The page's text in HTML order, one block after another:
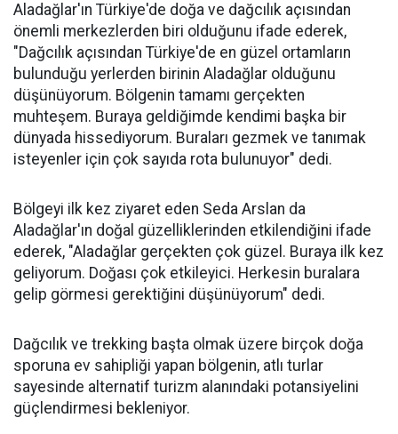
Aladağlar'ın Türkiye'de doğa ve dağcılık açısından
önemli merkezlerden biri olduğunu ifade ederek,
"Dağcılık açısından Türkiye'de en güzel ortamların
bulunduğu yerlerden birinin Aladağlar olduğunu
düşünüyorum. Bölgenin tamamı gerçekten
muhteşem. Buraya geldiğimde kendimi başka bir
dünyada hissediyorum. Buraları gezmek ve tanımak
isteyenler için çok sayıda rota bulunuyor" dedi.
Bölgeyi ilk kez ziyaret eden Seda Arslan da
Aladağlar'ın doğal güzelliklerinden etkilendiğini ifade
ederek, "Aladağlar gerçekten çok güzel. Buraya ilk kez
geliyorum. Doğası çok etkileyici. Herkesin buralara
gelip görmesi gerektiğini düşünüyorum" dedi.
Dağcılık ve trekking başta olmak üzere birçok doğa
sporuna ev sahipliği yapan bölgenin, atlı turlar
sayesinde alternatif turizm alanındaki potansiyelini
güçlendirmesi bekleniyor.